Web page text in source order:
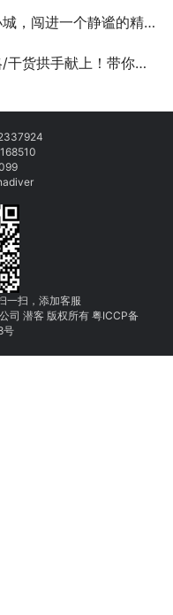
的精灵王国，遇见不一样的沙巴！
带你看尽马达京的所有色彩！
一扫，添加客服
司 潜客 版权所有 粤ICCP备
号